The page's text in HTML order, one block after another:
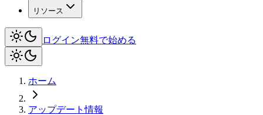
リソース
ログイン無料で始める
ホーム
アップデート情報